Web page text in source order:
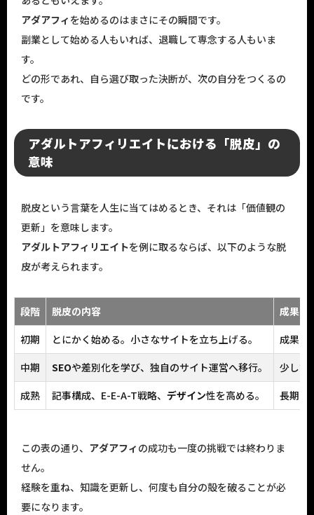
アダアフィ を始めるのはまさにその瞬間です。
副業として始める人もいれば、退職して専念する人もいま
す。
どの形であれ、自ら選び取った決断が、次の自分をつくるの
です。
アダルトアフィリエイトにおける「脱皮」の
意味
脱皮という言葉を人生に当てはめるとき、それは「価値観の
更新」を意味します。
アダルトアフィリエイトを例に取るならば、以下のような脱
皮が考えられます。
段階 脱皮の内容
成果へ
初期
とにかく始める。小さなサイトを立ち上げる。
成果は
中期
SEOや差別化を学び、独自のサイト運営へ移行。
少しず
成熟
記事構成、E-E-A-T戦略、 デザイン性を高める。 長期的
この表の通り、 アダアフィ の成功も一度の挑戦では終わりま
せん。
経験を重ね、知識を更新し、何度も自分の殻を破ることが必
要になります。